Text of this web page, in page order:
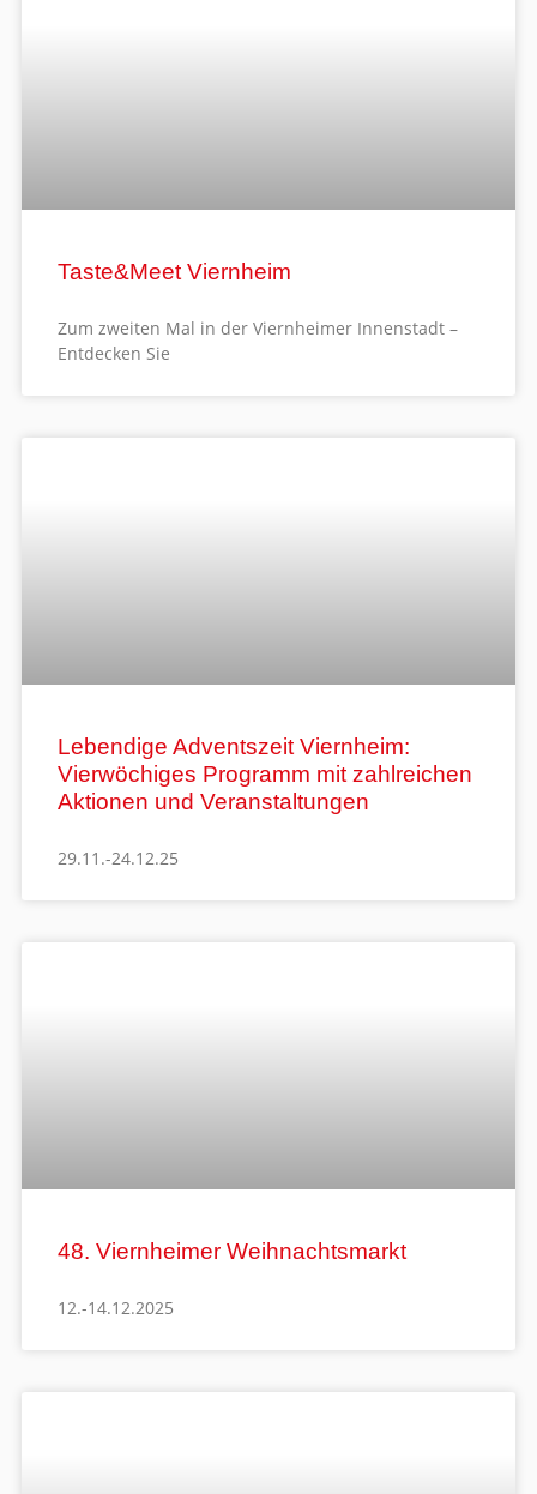
Taste&Meet Viernheim
Zum zweiten Mal in der Viernheimer Innenstadt –
Entdecken Sie
Lebendige Adventszeit Viernheim:
Vierwöchiges Programm mit zahlreichen
Aktionen und Veranstaltungen
29.11.-24.12.25
48. Viernheimer Weihnachtsmarkt
12.-14.12.2025